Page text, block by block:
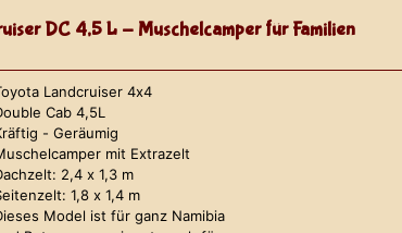
DC 4,5 L - Muschelcamper für Familien
Landcruiser 4x4
Cab 4,5L
- Geräumig
mit Extrazelt
2,4 x 1,3 m
1,8 x 1,4 m
Model ist für ganz Namibia